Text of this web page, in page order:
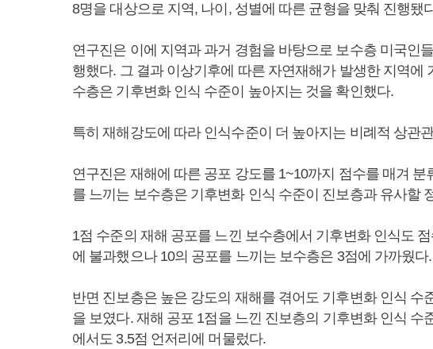
8명을 대상으로 지역, 나이, 성별에 따른 균형을 맞춰 진행됐
연구진은 이에 지역과 과거 경험을 바탕으로 보수층 미국인
행했다. 그 결과 이상기후에 따른 자연재해가 발생한 지역에
수층은 기후변화 인식 수준이 높아지는 것을 확인했다.
특히 재해강도에 따라 인식수준이 더 높아지는 비례적 상관
연구진은 재해에 따른 공포 강도를 1~10까지 점수를 매겨
를 느끼는 보수층은 기후변화 인식 수준이 진보층과 유사할
1점 수준의 재해 공포를 느낀 보수층에서 기후변화 인식도
에 불과했으나 10의 공포를 느끼는 보수층은 3점에 가까웠다.
반면 진보층은 높은 강도의 재해를 겪어도 기후변화 인식 수
을 보였다. 재해 공포 1점을 느낀 진보층의 기후변화 인식 수
에서도 3.5점 언저리에 머물렀다.